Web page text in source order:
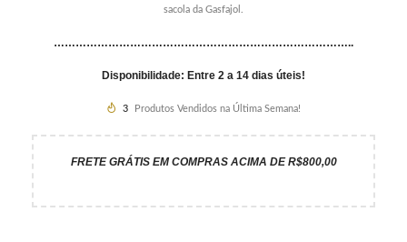
sacola da Gasfajol.
………………………………………………………………………..
Disponibilidade: Entre 2 a 14 dias úteis!
3 Produtos Vendidos na Última Semana!
FRETE GRÁTIS EM COMPRAS ACIMA DE R$800,00